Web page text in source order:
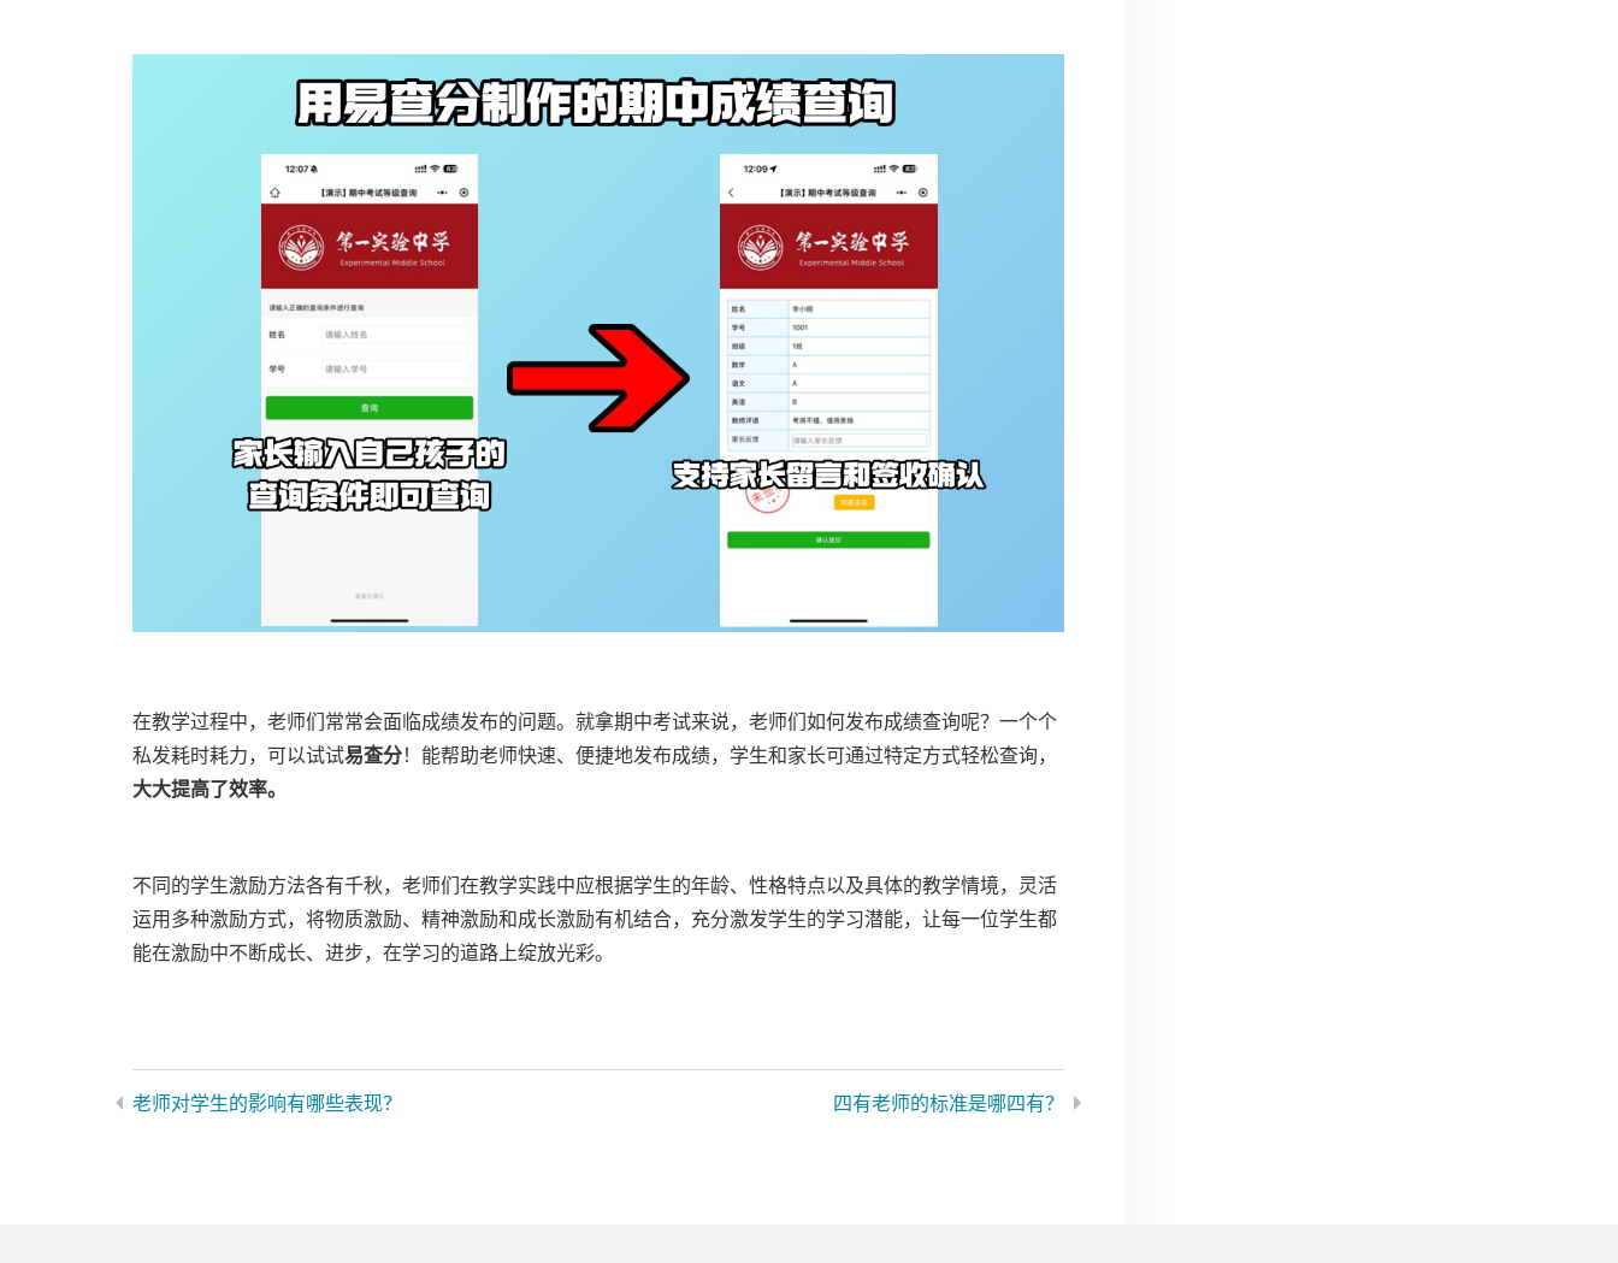
在教学过程中，老师们常常会面临成绩发布的问题。就拿期中考试来说，老师们如何发布成绩查询呢？一个个
私发耗时耗力，可以试试易查分！能帮助老师快速、便捷地发布成绩，学生和家长可通过特定方式轻松查询，
大大提高了效率。
不同的学生激励方法各有千秋，老师们在教学实践中应根据学生的年龄、性格特点以及具体的教学情境，灵活
运用多种激励方式，将物质激励、精神激励和成长激励有机结合，充分激发学生的学习潜能，让每一位学生都
能在激励中不断成长、进步，在学习的道路上绽放光彩。
老师对学生的影响有哪些表现？ 四有老师的标准是哪四有？